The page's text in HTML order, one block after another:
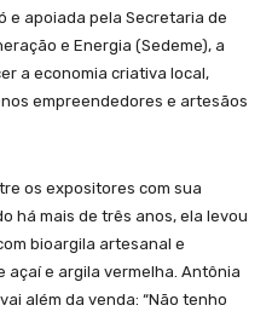
e apoiada pela Secretaria de
e Energia (Sedeme), a
a economia criativa local,
empreendedores e artesãos
os expositores com sua
há mais de três anos, ela levou
bioargila artesanal e
e argila vermelha. Antônia
além da venda: “Não tenho